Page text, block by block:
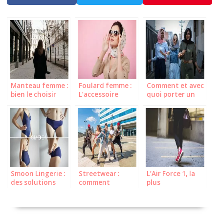
Manteau femme :
bien le choisir
chaud et stylé
Foulard femme :
L’accessoire
pour sublimer
votre style
Comment et avec
quoi porter un
Smoon Lingerie :
des solutions
et praticité
Streetwear :
comment
mode ?
L’Air Force 1, la
plus